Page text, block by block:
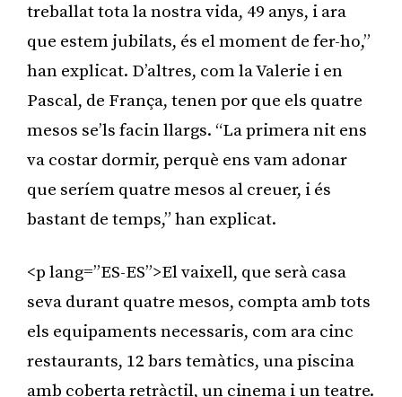
treballat tota la nostra vida, 49 anys, i ara
que estem jubilats, és el moment de fer-ho,”
han explicat. D’altres, com la Valerie i en
Pascal, de França, tenen por que els quatre
mesos se’ls facin llargs. “La primera nit ens
va costar dormir, perquè ens vam adonar
que seríem quatre mesos al creuer, i és
bastant de temps,” han explicat.
<p lang=”ES-ES”>El vaixell, que serà casa
seva durant quatre mesos, compta amb tots
els equipaments necessaris, com ara cinc
restaurants, 12 bars temàtics, una piscina
amb coberta retràctil, un cinema i un teatre.